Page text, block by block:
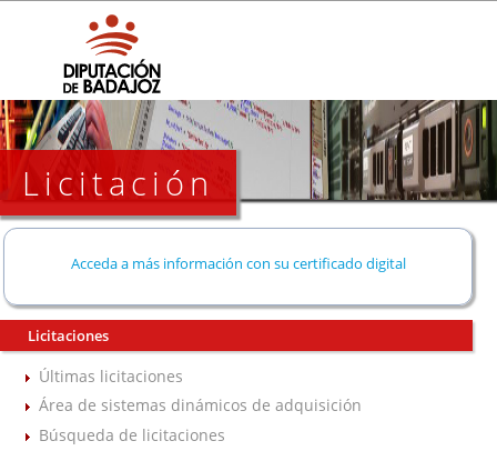
Licitación
Acceda a más información con su certificado digital
Licitaciones
Últimas licitaciones
Área de sistemas dinámicos de adquisición
Búsqueda de licitaciones